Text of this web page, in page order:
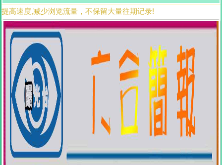
提高速度,减少浏览流量，不保留大量往期记录!